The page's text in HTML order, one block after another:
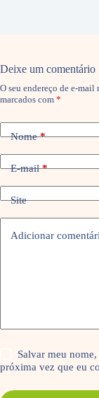
Deixe um comentário
O seu endereço de e-mail
marcados com *
Nome*
E-mail*
Site
Adicionar
Salvar meu
próxima vez que eu